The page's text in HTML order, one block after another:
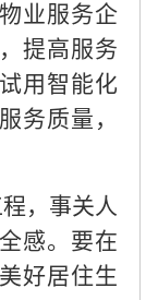
业服务企
提高服务
用智能化
务质量，
，事关人
感。要在
好居住生